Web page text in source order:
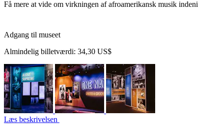
Få mere at vide om virkningen af afroamerikansk musik indeni
Adgang til museet
Almindelig billetværdi: 34,30 US$
Læs beskrivelsen